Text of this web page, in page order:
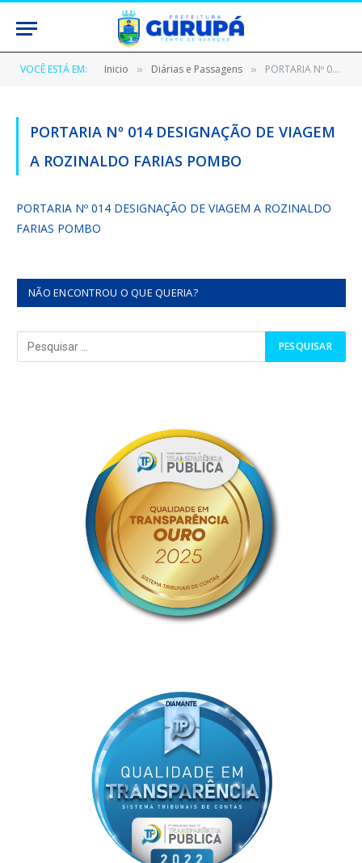
VOCÊ ESTÁ EM: Inicio » Diárias e Passagens » PORTARIA Nº 014 DESIGNAÇÃO DE VIAGEM A ROZINALDO FARIAS POMBO
PORTARIA Nº 014 DESIGNAÇÃO DE VIAGEM
A ROZINALDO FARIAS POMBO
PORTARIA Nº 014 DESIGNAÇÃO DE VIAGEM A ROZINALDO
FARIAS POMBO
NÃO ENCONTROU O QUE QUERIA?